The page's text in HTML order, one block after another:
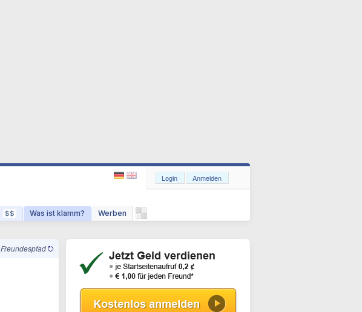
$$ Was ist klamm? Werben
Login Anmelden
Freundespfad